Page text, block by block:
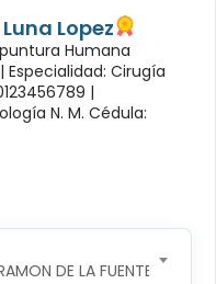
Lopez
Humana
Especialidad: Cirugía
|
N. M. Cédula:
DE LA FUENTE"